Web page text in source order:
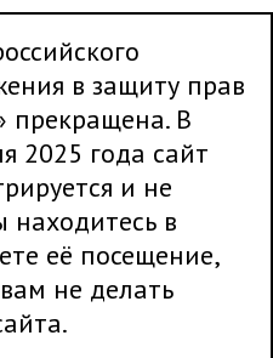
в защиту прав
прекращена. В
2025 года сайт
и не
находитесь в
её посещение,
не делать